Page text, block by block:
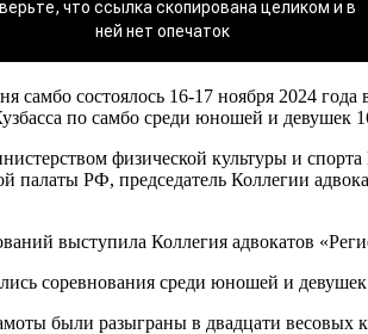
самбо состоялось 16-17 ноября 2024
по самбо среди юношей и девушек
физической культуры и
палаты РФ, председатель Коллегии
выступила Коллегия адвокатов
соревнования среди юношей и
были разыграны в двадцати весовых